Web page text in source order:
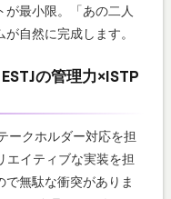
が最小限。「あの二人
自然に完成します。
の管理力×ISTP
ークホルダー対応を担
エイティブな実装を担
無駄な衝突がありま